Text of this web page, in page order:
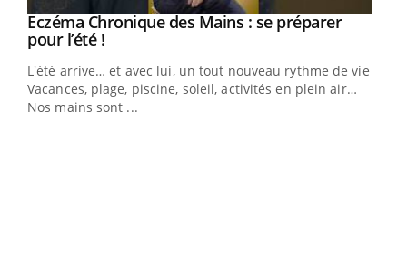
Youtube
Eczéma Chronique des Mains : se préparer
pour l’été !Youtube
L'été arrive… et avec lui, un tout nouveau rythme de vie !
Vacances, plage, piscine, soleil, activités en plein air…
Nos mains sont ...